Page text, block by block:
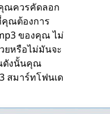
ณควรคัดลอก
คุณต้องการ
ของคุณ ไม่
ยหรือไม่มันจะ
ดังนั้นคุณ
สมาร์ทโฟนเด